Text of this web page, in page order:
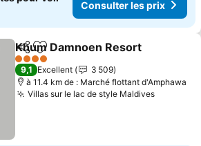
Consulter les prix
PartagerAjouter à mes favoris
Khum Damnoen Resort
4 Étoiles
9,1 Excellent
3 509
à 11.4 km de : Marché flottant d'Amphawa
Villas sur le lac de style Maldives